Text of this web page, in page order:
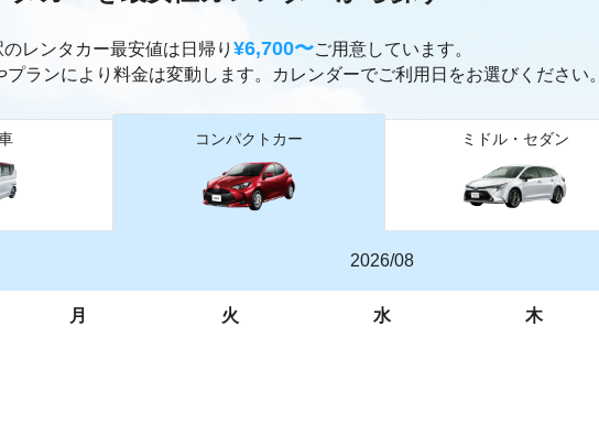
レンタカー最安値は日帰り ¥6,700〜ご用意しています。
プランにより料金は変動します。カレンダーでご利用日をお選びください。
コンパクトカー ミドル・セダン
2026/08
月 火 水 木